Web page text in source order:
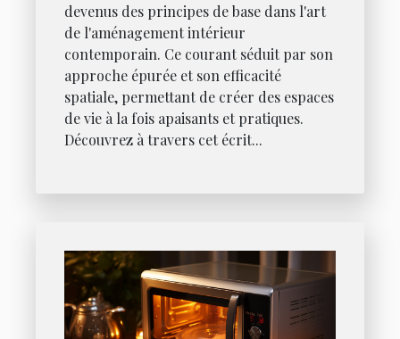
devenus des principes de base dans l'art
de l'aménagement intérieur
contemporain. Ce courant séduit par son
approche épurée et son efficacité
spatiale, permettant de créer des espaces
de vie à la fois apaisants et pratiques.
Découvrez à travers cet écrit...